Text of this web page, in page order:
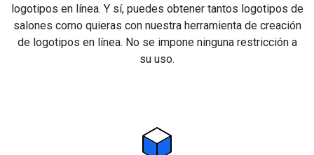
logotipos en línea. Y sí, puedes obtener tantos logotipos de
salones como quieras con nuestra herramienta de creación
de logotipos en línea. No se impone ninguna restricción a
su uso.